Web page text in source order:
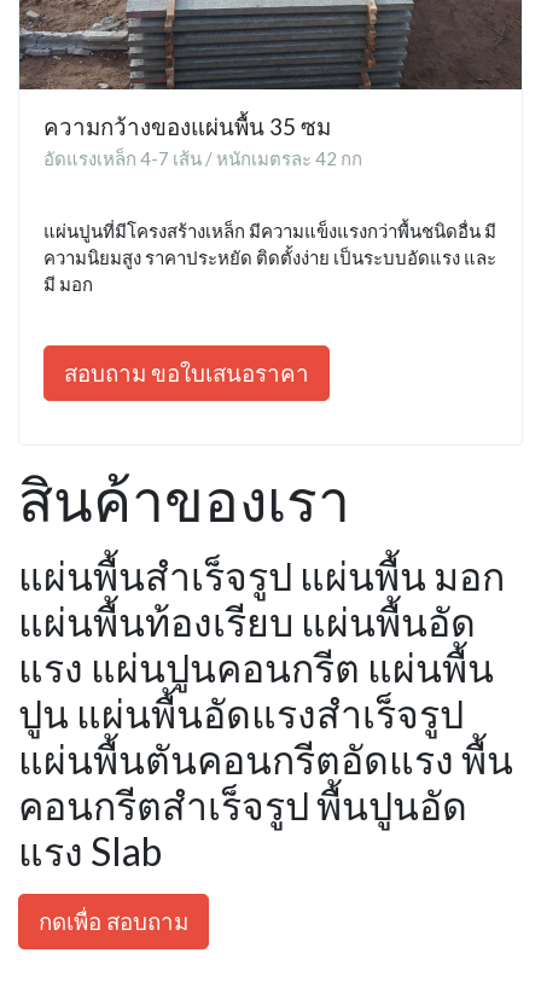
ความกว้างของแผ่นพื้น 35 ซม
อัดแรงเหล็ก 4-7 เส้น / หนักเมตรละ 42 กก
แผ่นปูนที่มีโครงสร้างเหล็ก มีความแข็งแรงกว่าพื้นชนิดอื่น มี
ความนิยมสูง ราคาประหยัด ติดตั้งง่าย เป็นระบบอัดแรง และ
มี มอก
สอบถาม ขอใบเสนอราคา
สินค้าของเรา
แผ่นพื้นสำเร็จรูป แผ่นพื้น มอก
แผ่นพื้นท้องเรียบ แผ่นพื้นอัด
แรง แผ่นปูนคอนกรีต แผ่นพื้น
ปูน แผ่นพื้นอัดแรงสำเร็จรูป
แผ่นพื้นตันคอนกรีตอัดแรง พื้น
คอนกรีตสำเร็จรูป พื้นปูนอัด
แรง Slab
กดเพื่อ สอบถาม